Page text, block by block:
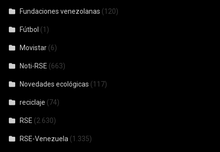
Fundaciones venezolanas (120)
Fútbol (1)
Movistar (6)
Noti-RSE (663)
Novedades ecológicas (117)
reciclaje (74)
RSE (2.630)
RSE-Venezuela (1.335)